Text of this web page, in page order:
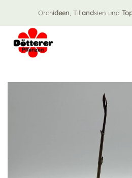
Orchideen , Tillandsien und